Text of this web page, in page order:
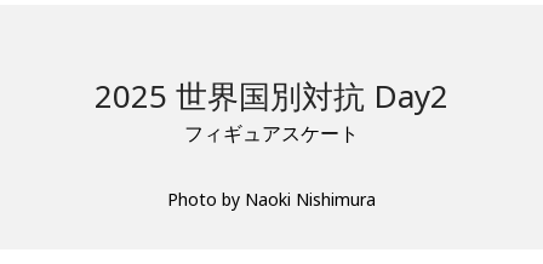
2025 世界国別対抗 Day2
フィギュアスケート
Photo by Naoki Nishimura